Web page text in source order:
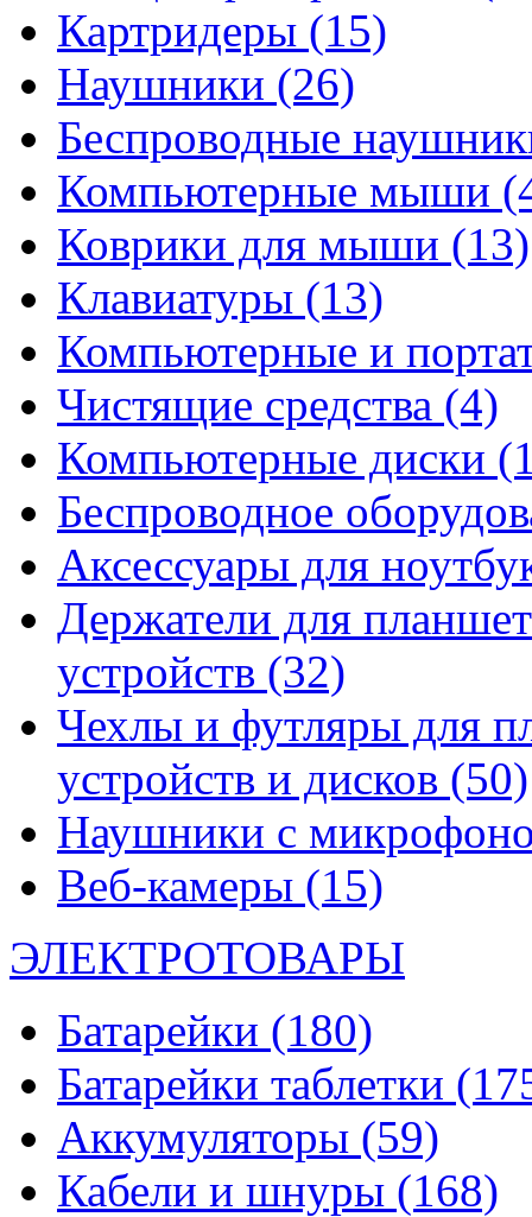
Картридеры (15)
Наушники (26)
Беспроводные
Компьютерные мыши
Коврики для мыши (13)
Клавиатуры (13)
Компьютерные и
Чистящие средства (4)
Компьютерные диски
Беспроводное
Аксессуары для
Держатели для
устройств (32)
Чехлы и футляры для
устройств и дисков (50)
Наушники с
Веб-камеры (15)
ЭЛЕКТРОТОВАРЫ
Батарейки (180)
Батарейки таблетки
Аккумуляторы (59)
Кабели и шнуры (168)